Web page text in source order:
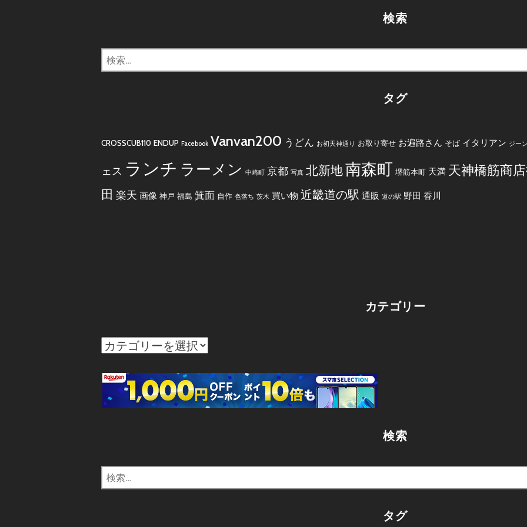
検索
検
索:
タグ
CROSSCUB110 ENDUP Facebook Vanvan200 うどん お初天神通り お取り寄せ お遍路さん そば イタリアン ジー
ェス ランチ ラーメン 中崎町 京都 写真 北新地南森町 堺筋本町 天満 天神橋筋商
田 楽天 画像 神戸 福島 箕面 自作 色落ち 茨木 買い物 近畿道の駅 通販 道の駅 野田 香川
カテゴリー
カ
ゴ
リ
ー
検索
検
索:
タグ